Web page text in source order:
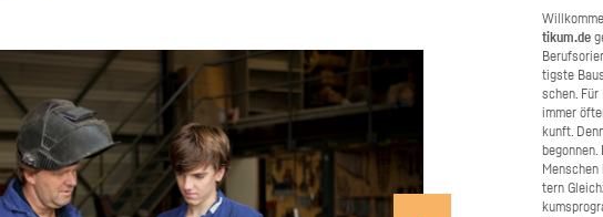
ti­kum.de
tigs­te
schen.
immer
kunft.
tern